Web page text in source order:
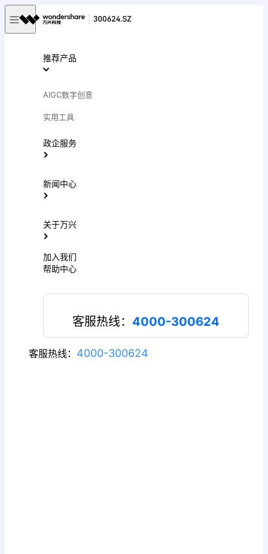
推荐产品
AIGC数字创意
实用工具
政企服务
新闻中心
关于万兴
加入我们
帮助中心
客服热线： 4000-300624
客服热线： 4000-300624